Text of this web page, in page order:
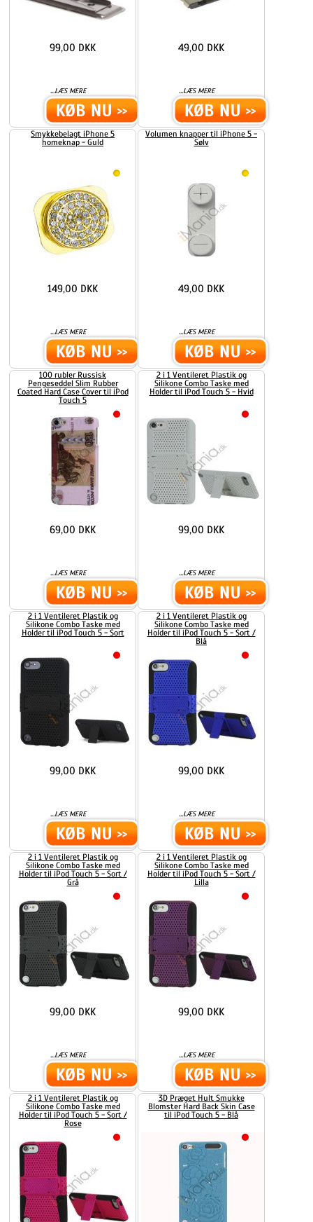
...LÆS MERE
99,00 DKK
...LÆS MERE
49,00 DKK
Smykkebelagt iPhone 5
homeknap - Guld
...LÆS MERE
149,00 DKK
Volumen knapper til iPhone 5 -
Sølv
...LÆS MERE
49,00 DKK
100 rubler Russisk
Pengeseddel Slim Rubber
Coated Hard Case Cover til iPod
Touch 5
...LÆS MERE
69,00 DKK
2 i 1 Ventileret Plastik og
Silikone Combo Taske med
Holder til iPod Touch 5 - Hvid
...LÆS MERE
99,00 DKK
2 i 1 Ventileret Plastik og
Silikone Combo Taske med
Holder til iPod Touch 5 - Sort
...LÆS MERE
99,00 DKK
2 i 1 Ventileret Plastik og
Silikone Combo Taske med
Holder til iPod Touch 5 - Sort /
Blå
...LÆS MERE
99,00 DKK
2 i 1 Ventileret Plastik og
Silikone Combo Taske med
Holder til iPod Touch 5 - Sort /
Grå
...LÆS MERE
99,00 DKK
2 i 1 Ventileret Plastik og
Silikone Combo Taske med
Holder til iPod Touch 5 - Sort /
Lilla
...LÆS MERE
99,00 DKK
2 i 1 Ventileret Plastik og
Silikone Combo Taske med
Holder til iPod Touch 5 - Sort /
Rose
3D Præget Hult Smukke
Blomster Hard Back Skin Case
til iPod Touch 5 - Blå